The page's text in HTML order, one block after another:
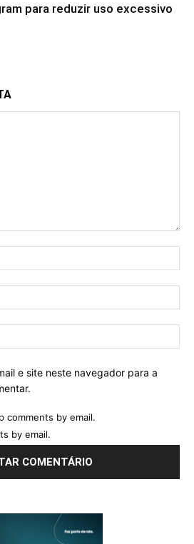
para reduzir uso excessivo
e site neste navegador para a
comments by email.
by email.